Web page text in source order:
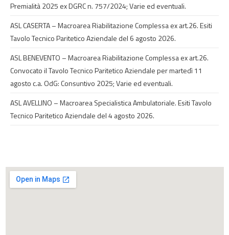
Premialità 2025 ex DGRC n. 757/2024; Varie ed eventuali.
ASL CASERTA – Macroarea Riabilitazione Complessa ex art.26. Esiti
Tavolo Tecnico Paritetico Aziendale del 6 agosto 2026.
ASL BENEVENTO – Macroarea Riabilitazione Complessa ex art.26.
Convocato il Tavolo Tecnico Paritetico Aziendale per martedì 11
agosto c.a. OdG: Consuntivo 2025; Varie ed eventuali.
ASL AVELLINO – Macroarea Specialistica Ambulatoriale. Esiti Tavolo
Tecnico Paritetico Aziendale del 4 agosto 2026.